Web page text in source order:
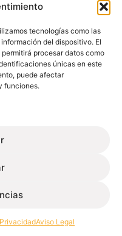
tecnologías como las
del dispositivo. El
procesar datos como
únicas en este
puede afectar
funciones.
Aviso Legal
la edificación e